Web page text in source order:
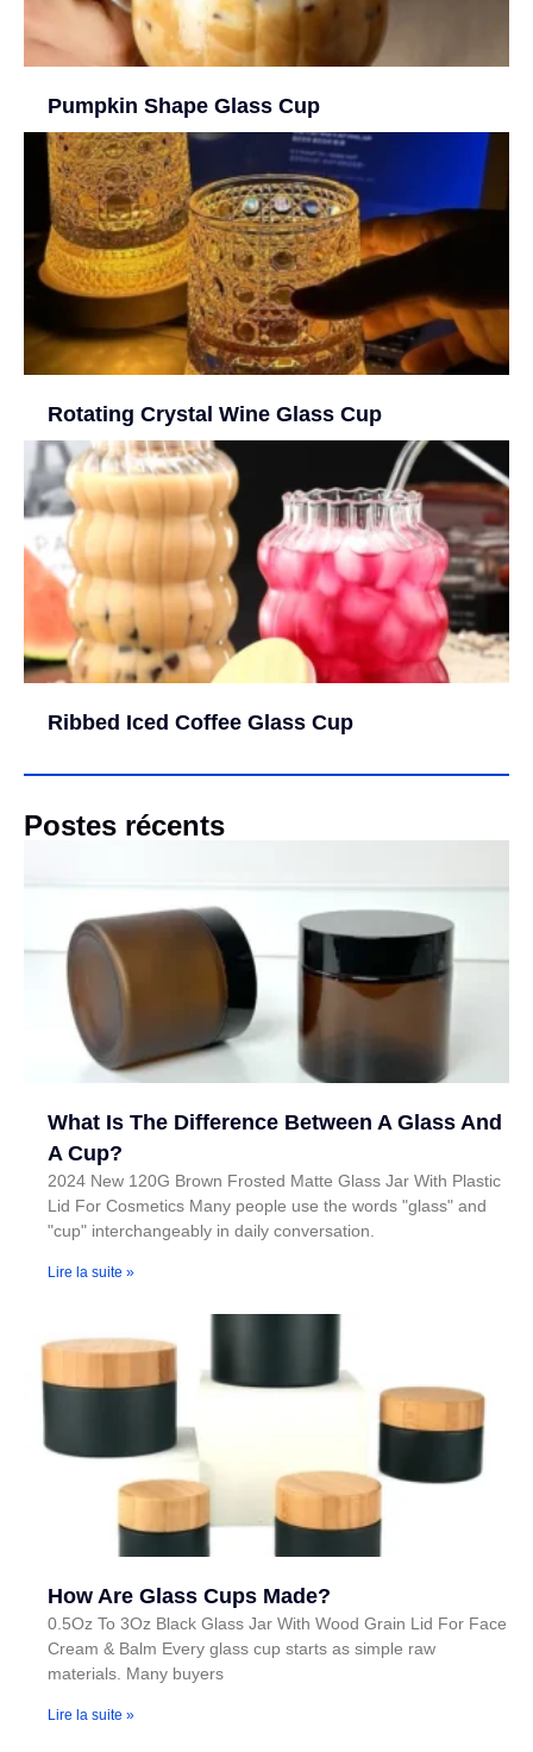
Pumpkin Shape Glass Cup
Rotating Crystal Wine Glass Cup
Ribbed Iced Coffee Glass Cup
Postes récents
What Is The Difference Between A Glass And
A Cup?
2024 New 120G Brown Frosted Matte Glass Jar With Plastic
Lid For Cosmetics Many people use the words "glass" and
"cup" interchangeably in daily conversation.
Lire la suite »
How Are Glass Cups Made?
0.5Oz To 3Oz Black Glass Jar With Wood Grain Lid For Face
Cream & Balm Every glass cup starts as simple raw
materials. Many buyers
Lire la suite »